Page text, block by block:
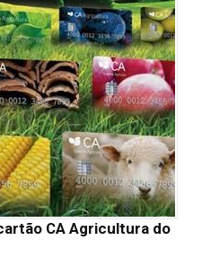
CA Agricultura do